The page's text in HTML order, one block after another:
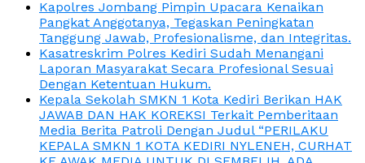
Kapolres Jombang Pimpin Upacara Kenaikan
Pangkat Anggotanya, Tegaskan Peningkatan
Tanggung Jawab, Profesionalisme, dan Integritas.
Kasatreskrim Polres Kediri Sudah Menangani
Laporan Masyarakat Secara Profesional Sesuai
Dengan Ketentuan Hukum.
Kepala Sekolah SMKN 1 Kota Kediri Berikan HAK
JAWAB DAN HAK KOREKSI Terkait Pemberitaan
Media Berita Patroli Dengan Judul “PERILAKU
KEPALA SMKN 1 KOTA KEDIRI NYLENEH, CURHAT